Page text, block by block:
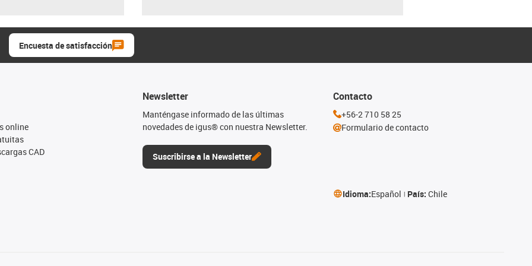
Encuesta de satisfacción
online
CAD
Newsletter
Manténgase informado de las últimas
novedades de igus® con nuestra Newsletter.
Suscribirse a la Newsletter
Contacto
+56-2 710 58 25
Formulario de contacto
Idioma:Español País: Chile